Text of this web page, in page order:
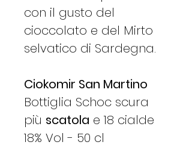
con il gusto del
cioccolato e del Mirto
selvatico di Sardegna.
Ciokomir San Martino
Bottiglia Schoc scura
più scatola e 18 cialde
18% Vol - 50 cl